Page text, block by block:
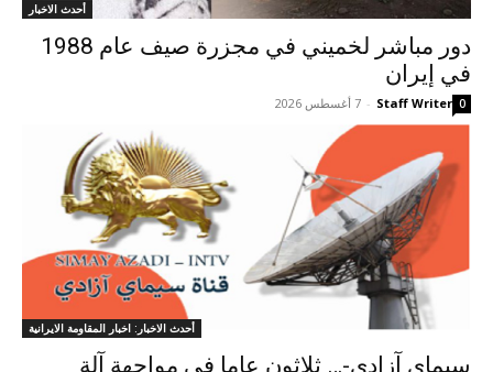
أحدث الاخبار
دور مباشر لخميني في مجزرة صيف عام 1988
في إيران
Staff Writer
- 7 أغسطس 2026 0
أحدث الاخبار: اخبار المقاومة الايرانية
سيمای آزادي-… ثلاثون عاما في مواجهة آلة